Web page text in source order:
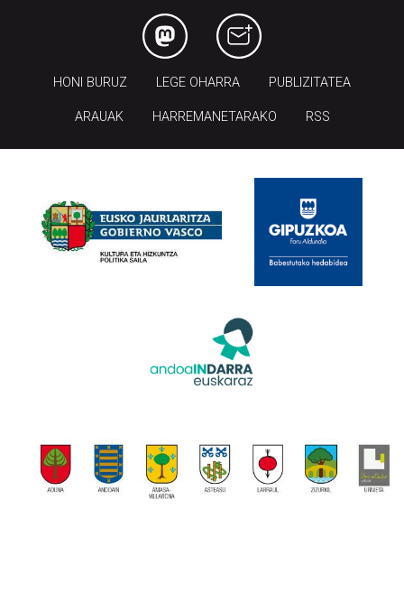
HONI BURUZ LEGE OHARRA PUBLIZITATEA
ARAUAK HARREMANETARAKO RSS